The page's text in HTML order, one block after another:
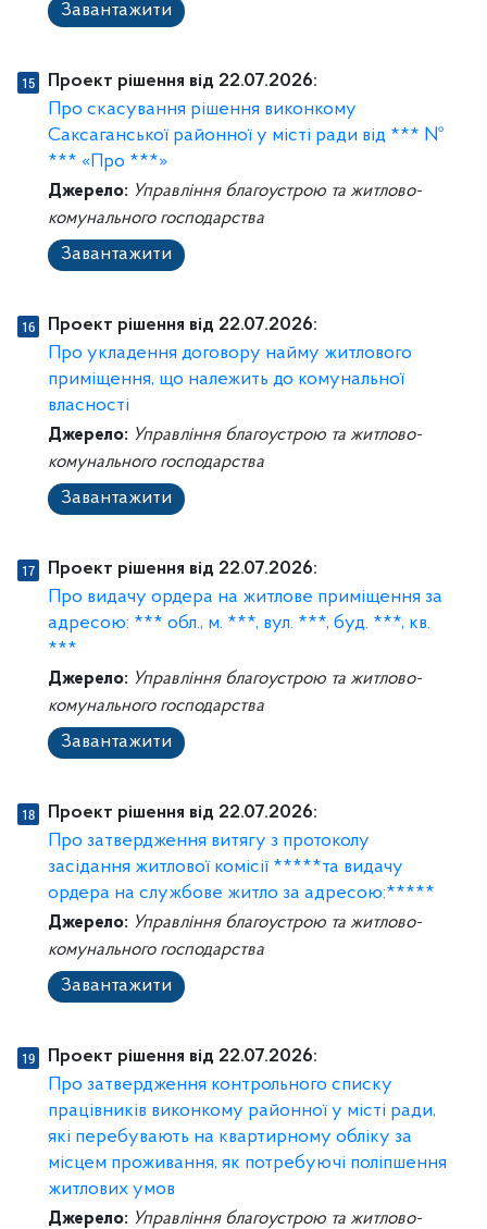
Завантажити
Проект рішення від 22.07.2026:
Про скасування рішення виконкому
Саксаганської районної у місті ради від *** №
*** «Про ***»
Джерело: Управління благоустрою та житлово-
комунального господарства
Завантажити
Проект рішення від 22.07.2026:
Про укладення договору найму житлового
приміщення, що належить до комунальної
власності
Джерело: Управління благоустрою та житлово-
комунального господарства
Завантажити
Проект рішення від 22.07.2026:
Про видачу ордера на житлове приміщення за
адресою: *** обл., м. ***, вул. ***, буд. ***, кв.
***
Джерело: Управління благоустрою та житлово-
комунального господарства
Завантажити
Проект рішення від 22.07.2026:
Про затвердження витягу з протоколу
засідання житлової комісії *****та видачу
ордера на службове житло за адресою:*****
Джерело: Управління благоустрою та житлово-
комунального господарства
Завантажити
Проект рішення від 22.07.2026:
Про затвердження контрольного списку
працівників виконкому районної у місті ради,
які перебувають на квартирному обліку за
місцем проживання, як потребуючі поліпшення
житлових умов
Джерело: Управління благоустрою та житлово-